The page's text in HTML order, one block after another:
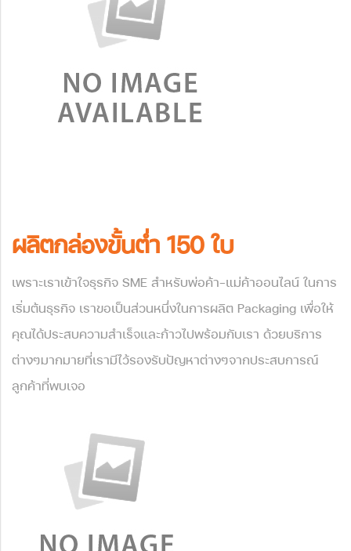
ผลิตกล่องขั้นต่ำ 150 ใบ
เพราะเราเข้าใจธุรกิจ SME สำหรับพ่อค้า-แม่ค้าออนไลน์ ในการ
เริ่มต้นธุรกิจ เราขอเป็นส่วนหนึ่งในการผลิต Packaging เพื่อให้
คุณได้ประสบความสำเร็จและก้าวไปพร้อมกับเรา ด้วยบริการ
ต่างๆมากมายที่เรามีไว้รองรับปัญหาต่างๆจากประสบการณ์
ลูกค้าที่พบเจอ